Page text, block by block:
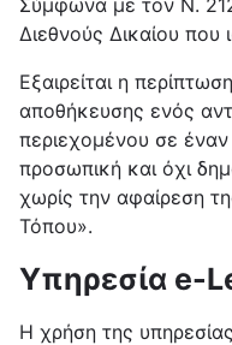
Σύμφωνα με τον Ν.
Διεθνούς Δικαίου που
Εξαιρείται η
αποθήκευσης ενός
περιεχομένου σε
προσωπική και όχι
χωρίς την αφαίρεση
Τόπου».
Υπηρεσία e-
Η χρήση της